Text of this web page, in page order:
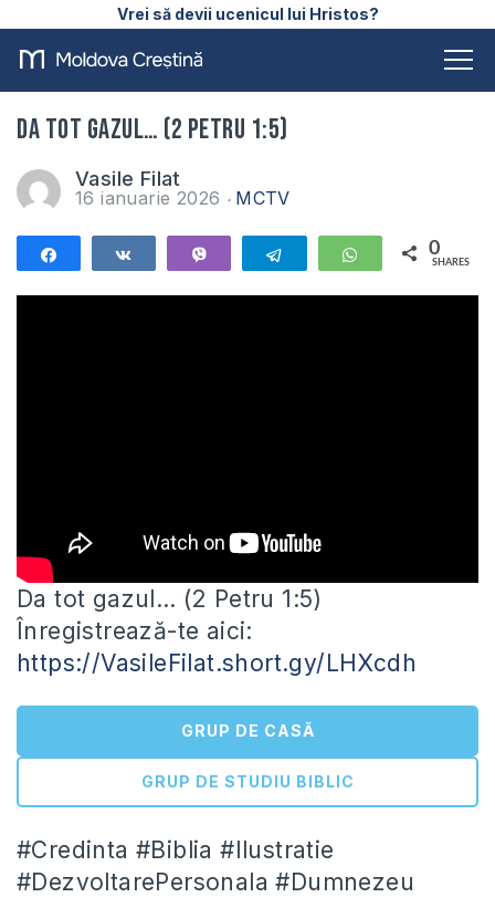
Vrei să devii ucenicul lui Hristos?
Da tot gazul… (2 Petru 1:5)
Vasile Filat
16 ianuarie 2026 MCTV
Telegram WhatsApp
0
SHARES
Da tot gazul… (2 Petru 1:5)
Înregistrează-te aici:
https://VasileFilat.short.gy/LHXcdh
GRUP DE CASĂ
GRUP DE STUDIU BIBLIC
#Credinta #Biblia #Ilustratie
#DezvoltarePersonala #Dumnezeu